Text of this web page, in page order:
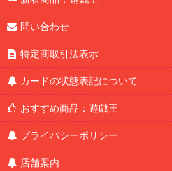
問い合わせ
特定商取引法表示
カードの状態表記について
おすすめ商品：遊戯王
プライバシーポリシー
店舗案内